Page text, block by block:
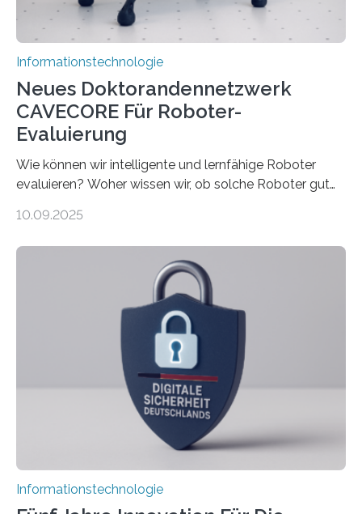
rücken dabei insbesondere…
Informationstechnologie
Neues Doktorandennetzwerk
CAVECORE Für Roboter-
Evaluierung
Wie können wir intelligente und lernfähige Roboter
evaluieren? Woher wissen wir, ob solche Roboter gut
sich CAVECORE – ein neues Marie Skłodowska-Curie
koordiniert wird. Ab dem 1. September werden sich
über einen Zeitraum von vier Jahren insgesamt 15
Promovierende im Rahmen von CAVECORE mit
kognitiven Robotern beschäftigen – also mit Robotern,
die mittels Sensoren ihre Umgebung erfassen,
Informationen verarbeiten und häufig auch mit…
10.09.2025
Informationstechnologie